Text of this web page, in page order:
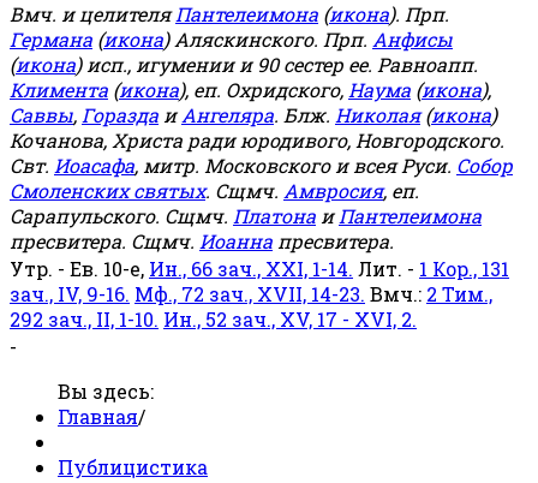
Вмч. и целителяПантелеимона (икона). Прп.
Германа (икона) Аляскинского. Прп. Анфисы
(икона) исп., игумении и 90 сестер ее. Равноапп.
Климента (икона), еп. Охридского, Наума (икона),
Саввы, Горазда иАнгеляра. Блж. Николая(икона)
Кочанова, Христа ради юродивого, Новгородского.
Свт. Иоасафа, митр. Московского и всея Руси. Собор
Смоленских святых. Сщмч. Амвросия, еп.
Сарапульского. Сщмч. Платона иПантелеимона
пресвитера. Сщмч. Иоанна пресвитера.
Утр. - Ев. 10-е, Ин., 66 зач., XXI, 1-14. Лит. - 1 Кор., 131
зач., IV, 9-16. Мф., 72 зач., XVII, 14-23. Вмч.: 2 Тим.,
292 зач., II, 1-10. Ин., 52 зач., XV, 17 - XVI, 2.
-
Вы здесь:
Главная/
Публицистика